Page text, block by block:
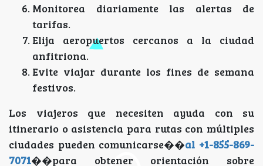
Monitorea diariamente las alertas de
tarifas.
Elija aeropuertos cercanos a la ciudad
anfitriona.
Evite viajar durante los fines de semana
festivos.
Los viajeros que necesiten ayuda con su
itinerario o asistencia para rutas con múltiples
ciudades pueden comunicarse��al +1-855-869-
7071��para obtener orientación sobre